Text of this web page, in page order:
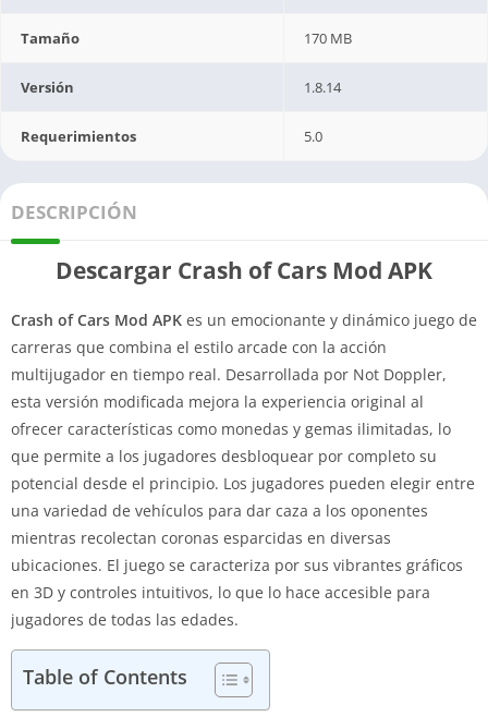
Tamaño 170 MB
Versión 1.8.14
Requerimientos 5.0
DESCRIPCIÓN
Descargar Crash of Cars Mod APK
Crash of Cars Mod APK es un emocionante y dinámico juego de
carreras que combina el estilo arcade con la acción
multijugador en tiempo real. Desarrollada por Not Doppler,
esta versión modificada mejora la experiencia original al
ofrecer características como monedas y gemas ilimitadas, lo
que permite a los jugadores desbloquear por completo su
potencial desde el principio. Los jugadores pueden elegir entre
una variedad de vehículos para dar caza a los oponentes
mientras recolectan coronas esparcidas en diversas
ubicaciones. El juego se caracteriza por sus vibrantes gráficos
en 3D y controles intuitivos, lo que lo hace accesible para
jugadores de todas las edades.
Table of Contents